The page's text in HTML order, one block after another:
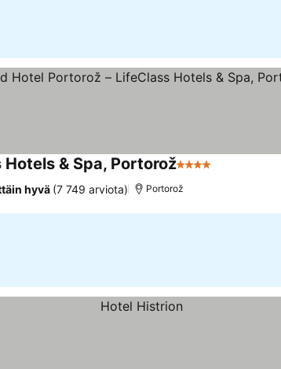
& Spa, Portorož4 Tähtiluokitus
hyvä (7 749 arviota) Portorož